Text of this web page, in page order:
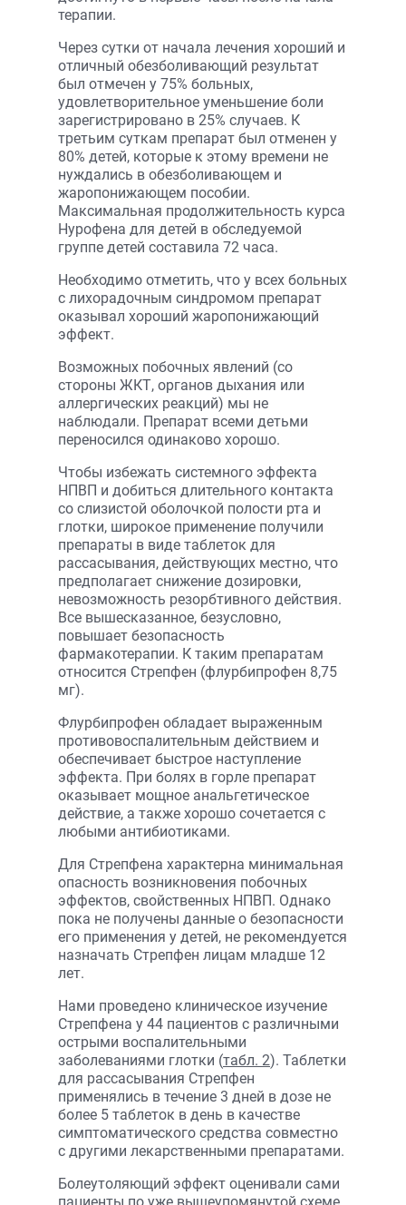
терапии.
Через сутки от начала лечения хороший и
отличный обезболивающий результат
был отмечен у 75% больных,
удовлетворительное уменьшение боли
зарегистрировано в 25% случаев. К
третьим суткам препарат был отменен у
80% детей, которые к этому времени не
нуждались в обезболивающем и
жаропонижающем пособии.
Максимальная продолжительность курса
Нурофена для детей в обследуемой
группе детей составила 72 часа.
Необходимо отметить, что у всех больных
с лихорадочным синдромом препарат
оказывал хороший жаропонижающий
эффект.
Возможных побочных явлений (со
стороны ЖКТ, органов дыхания или
аллергических реакций) мы не
наблюдали. Препарат всеми детьми
переносился одинаково хорошо.
Чтобы избежать системного эффекта
НПВП и добиться длительного контакта
со слизистой оболочкой полости рта и
глотки, широкое применение получили
препараты в виде таблеток для
рассасывания, действующих местно, что
предполагает снижение дозировки,
невозможность резорбтивного действия.
Все вышесказанное, безусловно,
повышает безопасность
фармакотерапии. К таким препаратам
относится Стрепфен (флурбипрофен 8,75
мг).
Флурбипрофен обладает выраженным
противовоспалительным действием и
обеспечивает быстрое наступление
эффекта. При болях в горле препарат
оказывает мощное анальгетическое
действие, а также хорошо сочетается с
любыми антибиотиками.
Для Стрепфена характерна минимальная
опасность возникновения побочных
эффектов, свойственных НПВП. Однако
пока не получены данные о безопасности
его применения у детей, не рекомендуется
назначать Стрепфен лицам младше 12
лет.
Нами проведено клиническое изучение
Стрепфена у 44 пациентов с различными
острыми воспалительными
заболеваниями глотки (табл. 2). Таблетки
для рассасывания Стрепфен
применялись в течение 3 дней в дозе не
более 5 таблеток в день в качестве
симптоматического средства совместно
с другими лекарственными препаратами.
Болеутоляющий эффект оценивали сами
пациенты по уже вышеупомянутой схеме.